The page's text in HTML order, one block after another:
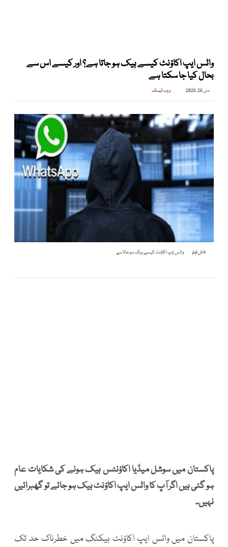
واٹس ایپ اکاؤنٹ کیسے ہیک ہو جاتا ہے؟ اور کیسے اس سے
بحال کیا جا سکتا ہے
مئی 26, 2026 ویب ڈیسک
فائل فوٹو واٹس ایپ اکاؤنٹ کیسے ہیک ہو جاتا ہے
پاکستان میں سوشل میڈیا اکاؤنٹس ہیک ہونے کی شکایات عام
ہو گئی ہیں اگر آپ کا واٹس ایپ اکاؤنٹ ہیک ہو جائے تو گھبرائیں
نہیں۔
پاکستان میں واٹس ایپ اکاؤنٹ ہیکنگ میں خطرناک حد تک